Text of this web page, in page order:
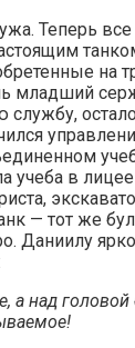
Теперь
на
младший
службу,
учеба в
— тот же
Даниилу
а над головой